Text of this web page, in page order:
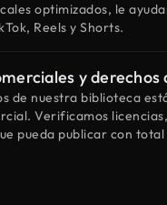
optimizados, le
Reels y Shorts.
y derechos
de nuestra biblioteca
Verificamos
pueda publicar con